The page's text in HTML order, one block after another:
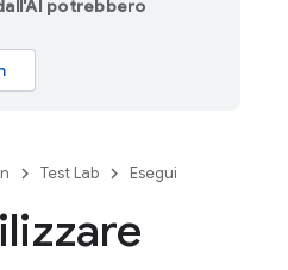
potrebbero
Test Lab Esegui